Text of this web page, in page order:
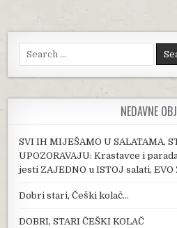
Search for:
NEDAVNE
SVI IH MIJEŠAMO U SALATAMA,
UPOZORAVAJU: Krastavce i
jesti ZAJEDNO u ISTOJ salati, EVO
Dobri stari, Češki kolač…
DOBRI, STARI ČEŠKI KOLAČ